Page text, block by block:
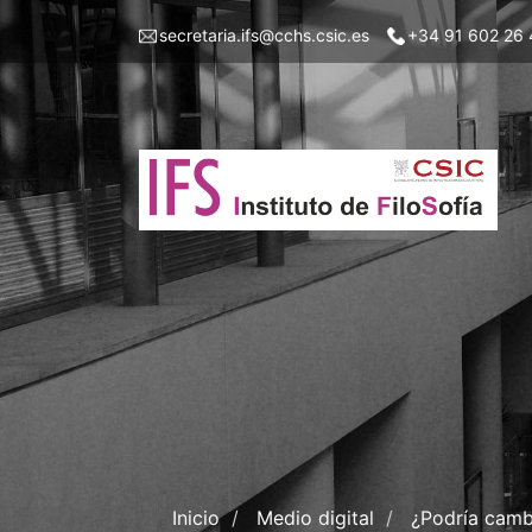
main
content
Menu
left
ifs
secretaria.ifs@cchs.csic.es +34 91 602 26
Inicio Medio digital ¿Podría